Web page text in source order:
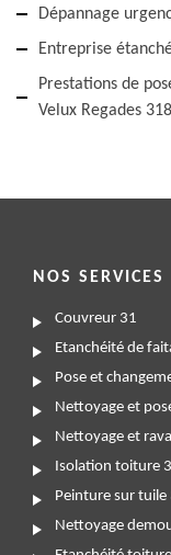
Dépannage
Entreprise
Prestations de
Velux Regades
NOS SERVICES
Couvreur 31
Etanchéité de
Pose et
Nettoyage et
Nettoyage et
Isolation toiture
Peinture sur tuile
Nettoyage